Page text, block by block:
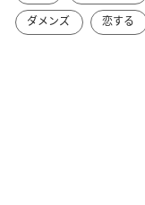
ダメンズ
恋する